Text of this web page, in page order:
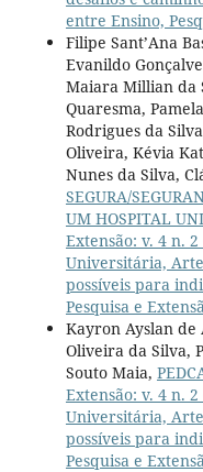
entre Ensino,
Filipe Sant’Ana
Evanildo
Maiara Millian da
Quaresma,
Rodrigues da
Oliveira, Kévia
Nunes da Silva,
SEGURA/
UM HOSPITAL
Extensão: v. 4 n.
Universitária,
possíveis para
Pesquisa e
Kayron Ayslan de
Oliveira da Silva,
Souto Maia,
Extensão: v. 4 n.
Universitária,
possíveis para
Pesquisa e